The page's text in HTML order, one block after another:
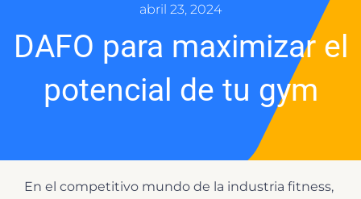
abril 23, 2024
DAFO para maximizar el
potencial de tu gym
En el competitivo mundo de la industria fitness,